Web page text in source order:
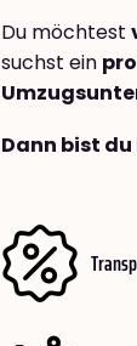
Du möchtest
suchst ein
Dann bist